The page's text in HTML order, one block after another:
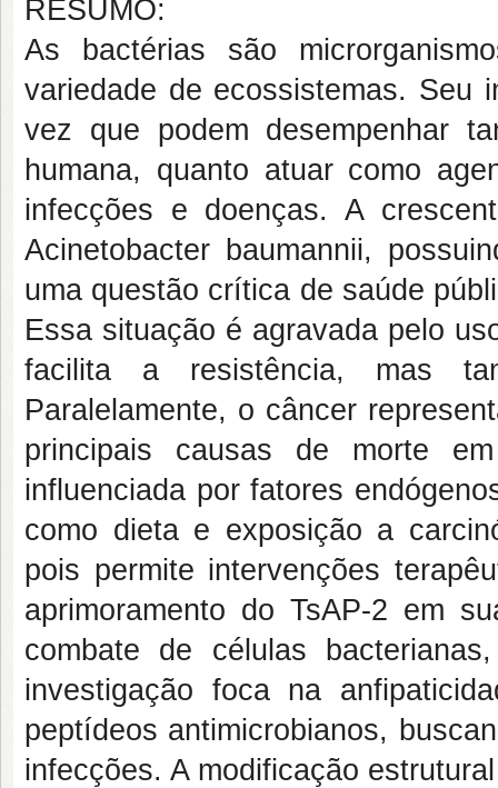
RESUMO:
As bactérias são
variedade de ecossistemas. Seu
vez que podem desempenhar
humana, quanto atuar como
infecções e doenças. A
Acinetobacter baumannii,
uma questão crítica de saúde
Essa situação é agravada pelo
facilita a resistência, mas
Paralelamente, o câncer
principais causas de morte
influenciada por fatores
como dieta e exposição a
pois permite intervenções
aprimoramento do TsAP-2 em
combate de células
investigação foca na
peptídeos antimicrobianos,
infecções. A modificação